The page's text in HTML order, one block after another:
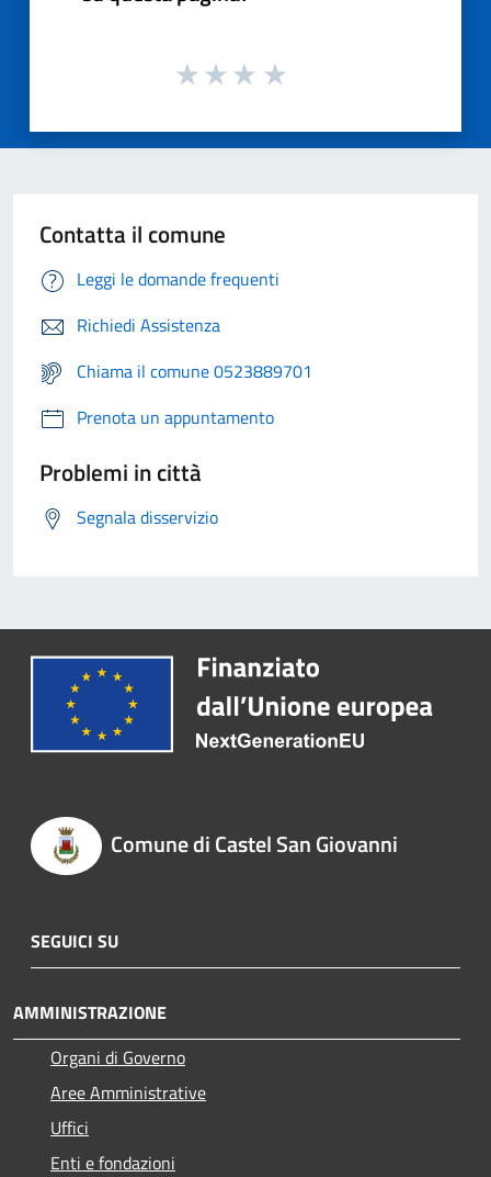
Contatta il comune
Leggi le domande frequenti
Richiedi Assistenza
Chiama il comune 0523889701
Prenota un appuntamento
Problemi in città
Segnala disservizio
Comune di Castel San Giovanni
SEGUICI SU
AMMINISTRAZIONE
Organi di Governo
Aree Amministrative
Uffici
Enti e fondazioni